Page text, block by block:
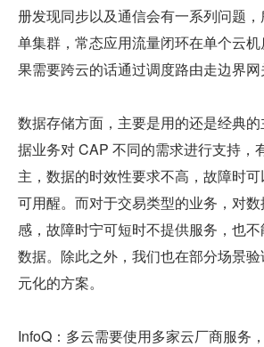
册发现同步以及通信会有一系列问题
单集群，常态应用流量闭环在单个云
果需要跨云的话通过调度路由走边界网
数据存储方面，主要是用的还是经典
据业务对 CAP 不同的需求进行支持，
主，数据的时效性要求不高，故障时
可用醒。而对于交易类型的业务，对
感，故障时宁可短时不提供服务，也
数据。除此之外，我们也在部分场景
元化的方案。
InfoQ：多云需要使用多家云厂商服务